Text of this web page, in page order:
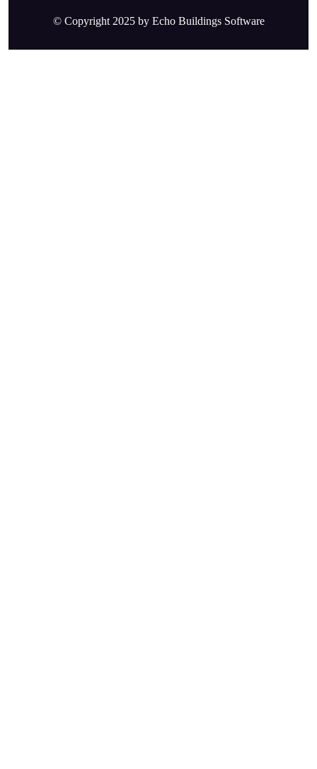
© Copyright 2025 by Echo Buildings Software